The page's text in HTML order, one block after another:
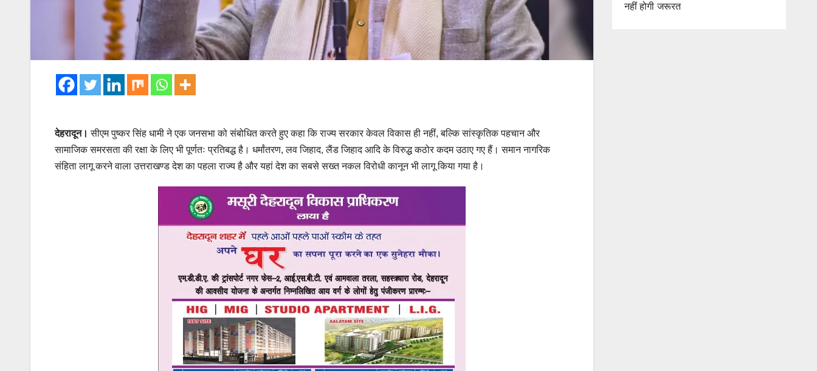
देहरादून। सीएम पुष्कर सिंह धामी ने एक जनसभा को संबोधित करते हुए कहा कि राज्य सरकार केवल विकास ही नहीं, बल्कि सांस्कृतिक पहचान और
सामाजिक समरसता की रक्षा के लिए भी पूर्णतः प्रतिबद्ध है। धर्मांतरण, लव जिहाद, लैंड जिहाद आदि के विरुद्ध कठोर कदम उठाए गए हैं। समान नागरिक
संहिता लागू करने वाला उत्तराखण्ड देश का पहला राज्य है और यहां देश का सबसे सख्त नकल विरोधी कानून भी लागू किया गया है।
नहीं होगी जरूरत